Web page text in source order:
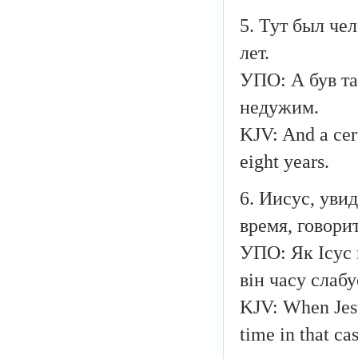
5. Тут был
лет.
УПО: А був
недужим.
KJV: And a
eight years.
6. Иисус,
время,
УПО: Як Ісус
він часу
KJV: When
time in that